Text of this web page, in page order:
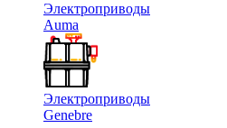
Электроприводы
Auma
Электроприводы
Genebre